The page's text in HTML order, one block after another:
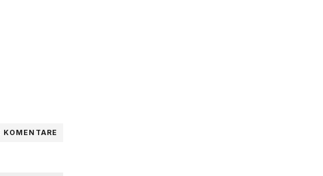
KOMENTARE